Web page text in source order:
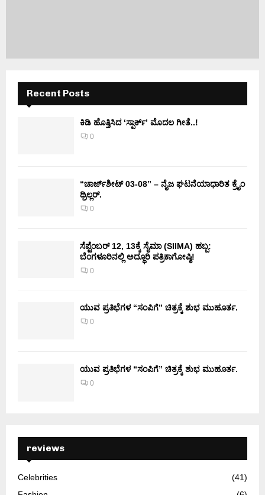
Recent Posts
ಕಿಡಿ‌‌ ಹೊತ್ತಿಸಿದ ‘ಸ್ಪಾರ್ಕ್’ ಮೊದಲ‌ ಗೀತೆ..!
0
“ಚಾರ್ಜ್‌ಶೀಟ್ 03-08” – ನೈಜ ಘಟನೆಯಾಧಾರಿತ ಕ್ರೈಂ
ಥ್ರಿಲ್ಲರ್.
0
ಸೆಪ್ಟೆಂಬರ್ 12, 13ಕ್ಕೆ ಸೈಮಾ (SIIMA) ಹಬ್ಬ:
ಬೆಂಗಳೂರಿನಲ್ಲಿ ಅದ್ಧೂರಿ ಪತ್ರಿಕಾಗೋಷ್ಠಿ!
0
ಯುವ ಪ್ರತಿಭೆಗಳ “ಸಂಪಿಗೆ” ಚಿತ್ರಕ್ಕೆ ಶುಭ ಮುಹೂರ್ತ.
0
ಯುವ ಪ್ರತಿಭೆಗಳ “ಸಂಪಿಗೆ” ಚಿತ್ರಕ್ಕೆ ಶುಭ ಮುಹೂರ್ತ.
0
reviews
Celebrities
(41)